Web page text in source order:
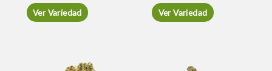
Ver Variedad Ver Variedad